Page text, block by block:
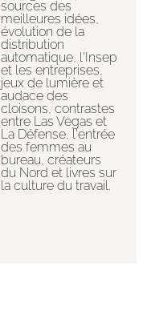
sources des
meilleures idées,
évolution de la
distribution
automatique, l'Insep
et les entreprises,
jeux de lumière et
audace des
cloisons, contrastes
entre Las Vegas et
La Défense, l'entrée
des femmes au
bureau, créateurs
du Nord et livres sur
la culture du travail.